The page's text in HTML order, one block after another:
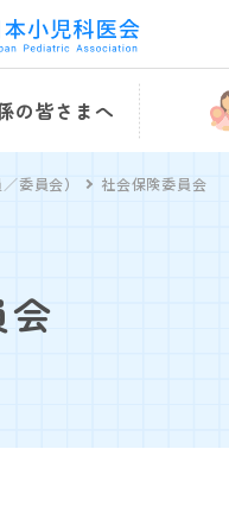
の皆さまへ
委員会） 社会保険委員会
会